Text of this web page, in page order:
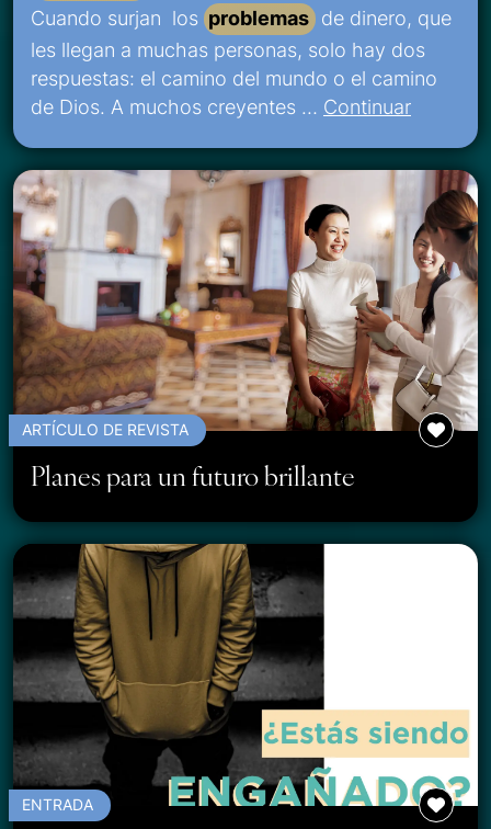
Cuando surjan los problemas de dinero, que
les llegan a muchas personas, solo hay dos
respuestas: el camino del mundo o el camino
de Dios. A muchos creyentes … Continuar
ARTÍCULO DE REVISTA
Planes para un futuro brillante
ENTRADA